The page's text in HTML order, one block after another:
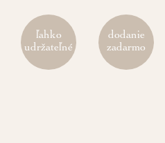
ľahko
udržateľné
dodanie
zadarmo